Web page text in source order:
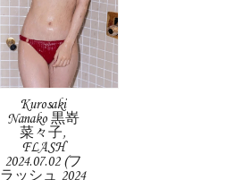
Kurosaki
Nanako 黒嵜
菜々子,
FLASH
2024.07.02 (フ
ラッシュ 2024